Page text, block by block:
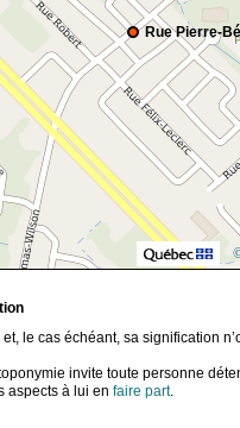
Rue Pierre-
le cas échéant, sa signification
invite toute personne
aspects à lui en faire part.